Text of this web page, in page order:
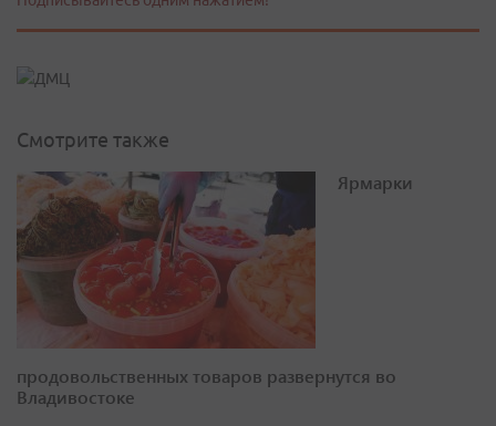
Смотрите также
Ярмарки
продовольственных товаров развернутся во
Владивостоке